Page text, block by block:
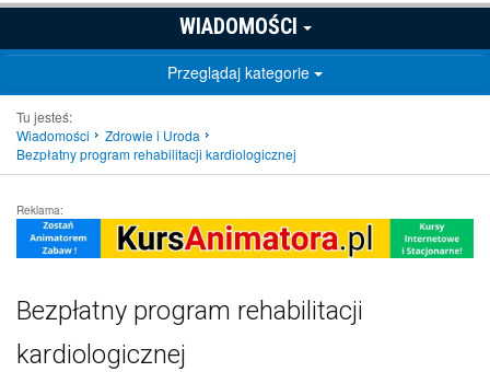
WIADOMOŚCI
Przeglądaj kategorie
Tu jesteś:
Wiadomości
Zdrowie i Uroda
Bezpłatny program rehabilitacji kardiologicznej
Reklama:
Bezpłatny program rehabilitacji
kardiologicznej